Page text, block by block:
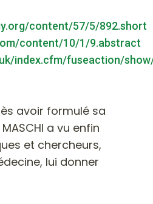
content/57/5/892.short
content/10/1/9.abstract
index.cfm/fuseaction/
avoir formulé sa
a vu enfin
et chercheurs,
lui donner